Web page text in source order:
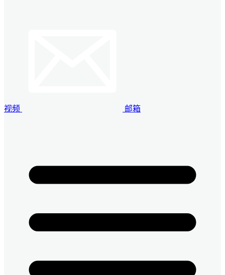
视频 邮箱